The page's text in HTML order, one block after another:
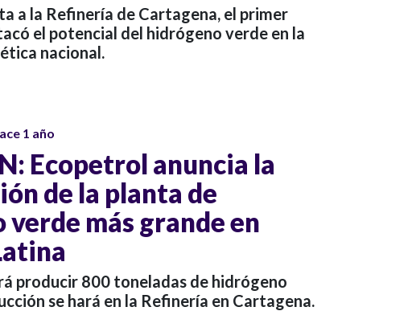
a la Refinería de Cartagena, el primer
el potencial del hidrógeno verde en la
nacional.
1 año
Ecopetrol anuncia la
de la planta de
más grande en
producir 800 toneladas de hidrógeno
se hará en la Refinería en Cartagena.